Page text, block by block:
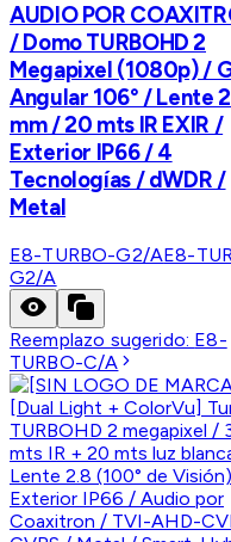
AUDIO POR
/ Domo TURBOHD 2
Megapixel (1080p) /
Angular 106° / Lente
mm / 20 mts IR EXIR /
Exterior IP66 / 4
Tecnologías / dWDR /
Metal
E8-TURBO-G2/AE8-
G2/A
Reemplazo sugerido: E8-
TURBO-C/A